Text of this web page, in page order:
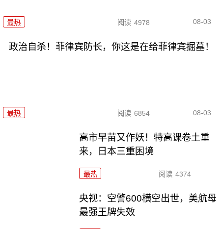
最热 阅读 4978 08-03
政治自杀！菲律宾防长，你这是在给菲律宾掘墓！
最热 阅读 6854 08-03
高市早苗又作妖！特高课卷土重
来，日本三重困境
最热 阅读 4374
央视：空警600横空出世，美航母
最强王牌失效